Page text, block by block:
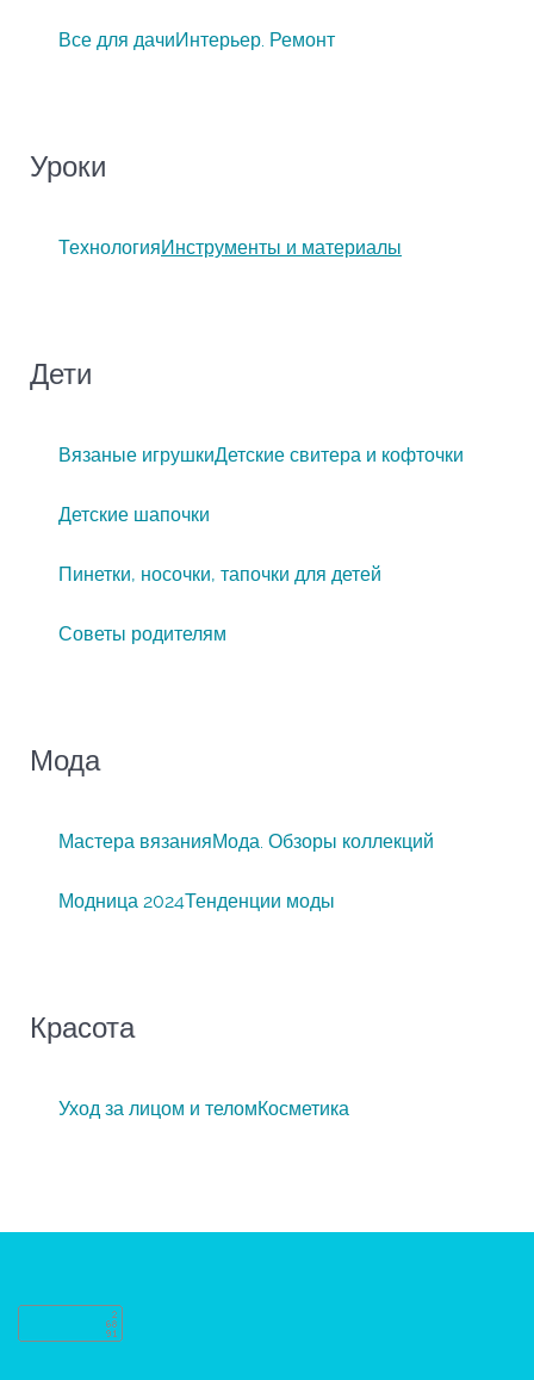
Все для дачиИнтерьер. Ремонт
Уроки
ТехнологияИнструменты и материалы
Дети
Вязаные игрушкиДетские свитера и кофточки
Детские шапочки
Пинетки, носочки, тапочки для детей
Советы родителям
Мода
Мастера вязанияМода. Обзоры коллекций
Модница 2024Тенденции моды
Красота
Уход за лицом и теломКосметика